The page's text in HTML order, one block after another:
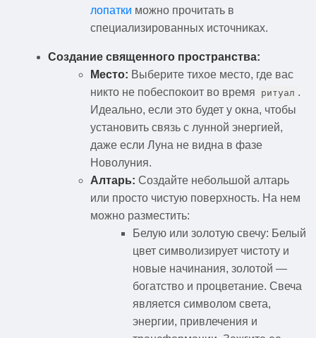
лопатки можно прочитать в
специализированных источниках.
Создание священного пространства:
Место: Выберите тихое место, где вас
никто не побеспокоит во время
ритуал .
Идеально, если это будет у окна, чтобы
установить связь с лунной энергией,
даже если Луна не видна в фазе
Новолуния.
Алтарь: Создайте небольшой алтарь
или просто чистую поверхность. На нем
можно разместить:
Белую или золотую свечу: Белый
цвет символизирует чистоту и
новые начинания, золотой —
богатство и процветание. Свеча
является символом света,
энергии, привлечения и